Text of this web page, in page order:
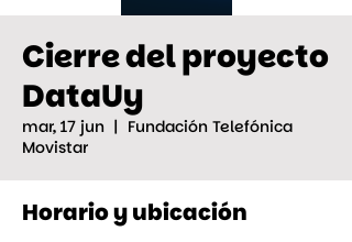
Cierre del proyecto
DataUy
mar, 17 jun
  |
Fundación Telefónica
Movistar
Horario y ubicación